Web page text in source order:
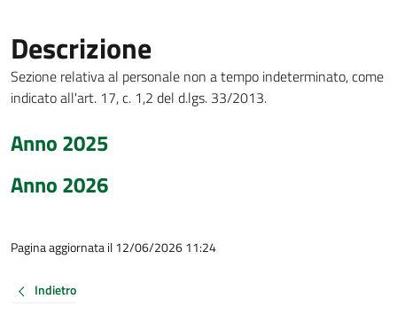
Descrizione
Sezione relativa al personale non a tempo indeterminato, come
indicato all'art. 17, c. 1,2 del d.lgs. 33/2013.
Anno 2025
Anno 2026
Pagina aggiornata il 12/06/2026 11:24
Indietro